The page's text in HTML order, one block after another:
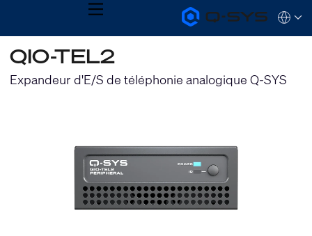
Q-
SYS
MENU
QSYS.com (English)
India (English)
Deutsch
Español
QIO-TEL2
Expandeur d'E/S de téléphonie analogique Q-SYS